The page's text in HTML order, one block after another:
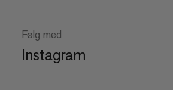
Følg med
Instagram